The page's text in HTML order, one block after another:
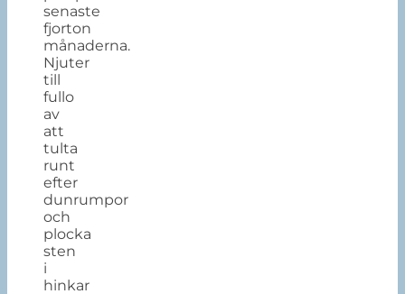
senaste
fjorton
månaderna.
Njuter
till
fullo
av
att
tulta
runt
efter
dunrumpor
och
plocka
sten
i
hinkar